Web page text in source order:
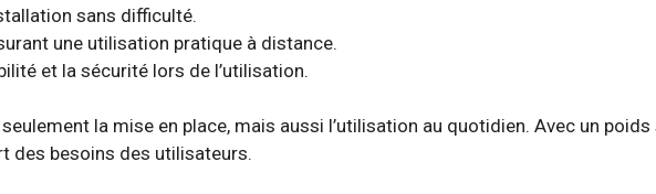
sans difficulté.
une utilisation pratique à distance.
et la sécurité lors de l’utilisation.
la mise en place, mais aussi l’utilisation au quotidien. Avec un
des besoins des utilisateurs.